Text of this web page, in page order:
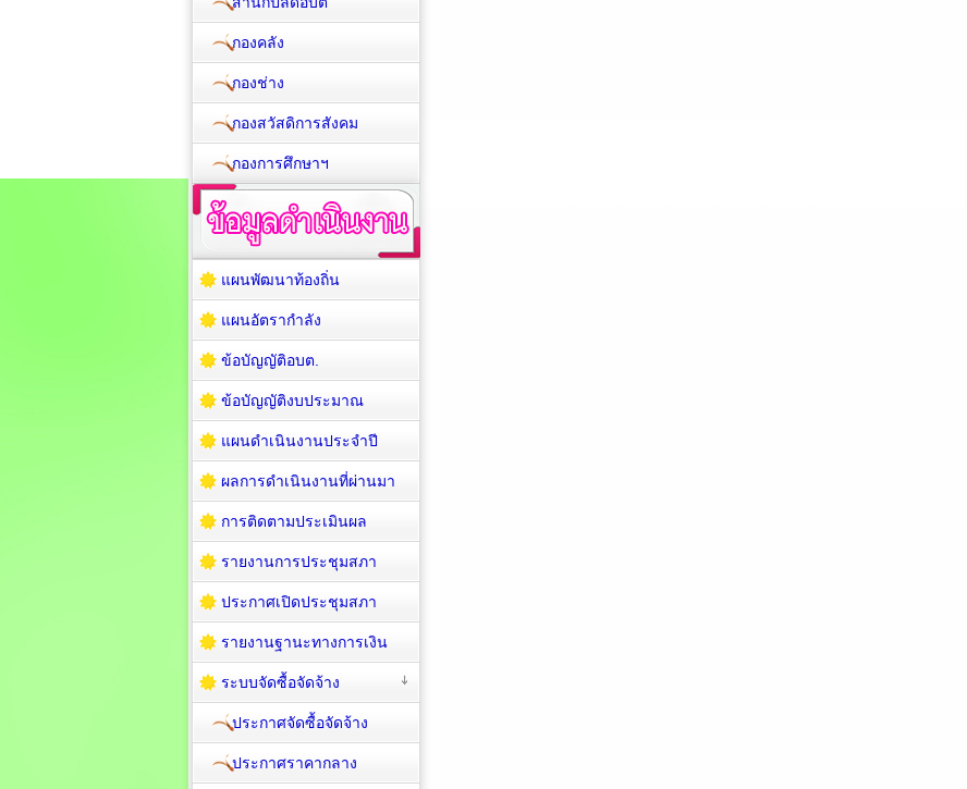
กองคลัง
กองช่าง
กองสวัสดิการสังคม
กองการศึกษาฯ
แผนพัฒนาท้องถิ่น
แผนอัตรากำลัง
ข้อบัญญัติอบต.
ข้อบัญญัติงบประมาณ
แผนดำเนินงานประจำปี
ผลการดำเนินงานที่ผ่านมา
การติดตามประเมินผล
รายงานการประชุมสภา
ประกาศเปิดประชุมสภา
รายงานฐานะทางการเงิน
ระบบจัดซื้อจัดจ้าง
ประกาศจัดซื้อจัดจ้าง
ประกาศราคากลาง